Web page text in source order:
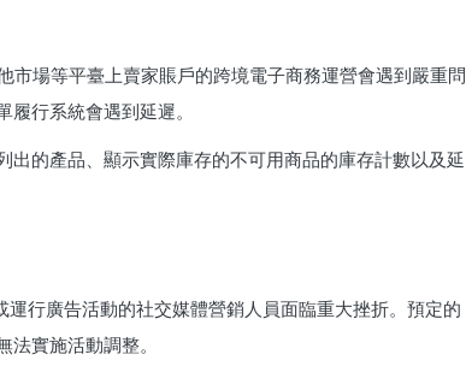
場等平臺上賣家賬戶的跨境電子商務運營會遇到嚴重問
行系統會遇到延遲。
的產品、顯示實際庫存的不可用商品的庫存計數以及延
行廣告活動的社交媒體營銷人員面臨重大挫折。預定的
實施活動調整。